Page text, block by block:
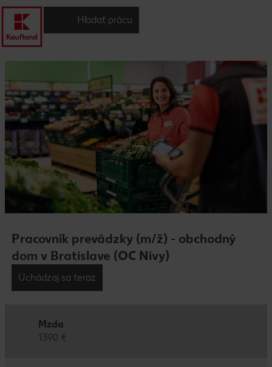
Hľadať prácu
Pracovník prevádzky (m/ž) - obchodný
dom v Bratislave (OC Nivy)
Uchádzaj sa teraz
Mzda
1390 €